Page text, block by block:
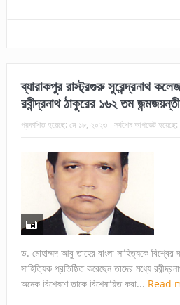
ব্যারাকপুর রাস্ট্রগুরু সুরেন্দ্রনাথ
রবীন্দ্রনাথ ঠাকুরের ১৬২ তম
প্রকাশিত হয়েছে: মে ১৮, ২০২৩ সর্বশেষ আপডেট হয়েছে:
ড. মোহাম্মদ আবু তাহের বাংলা সাহিত্যকে বিশ্বের
সাহিত্যিক প্রতিষ্ঠিত করেছেন তাদের মধ্যে
অনেক বিশেষণে তাকে বিশেষায়িত করা... Read